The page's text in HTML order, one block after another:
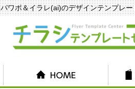
パワポ＆イラレ(ai)のデザインテンプレ